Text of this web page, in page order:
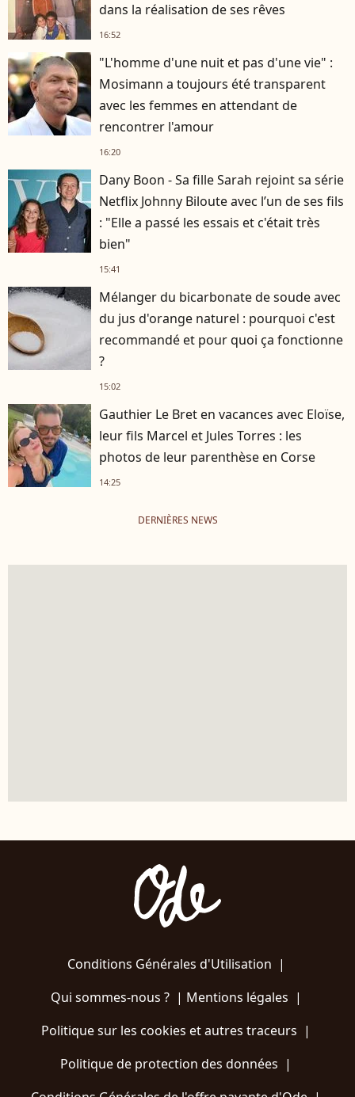
dans la réalisation de ses rêves
16:52
"L'homme d'une nuit et pas d'une vie" :
Mosimann a toujours été transparent
avec les femmes en attendant de
rencontrer l'amour
16:20
Dany Boon - Sa fille Sarah rejoint sa série
Netflix Johnny Biloute avec l’un de ses fils
: "Elle a passé les essais et c'était très
bien"
15:41
Mélanger du bicarbonate de soude avec
du jus d'orange naturel : pourquoi c'est
recommandé et pour quoi ça fonctionne
?
15:02
Gauthier Le Bret en vacances avec Eloïse,
leur fils Marcel et Jules Torres : les
photos de leur parenthèse en Corse
14:25
DERNIÈRES NEWS
Conditions Générales d'Utilisation |
Qui sommes-nous ?| Mentions légales |
Politique sur les cookies et autres traceurs |
Politique de protection des données |